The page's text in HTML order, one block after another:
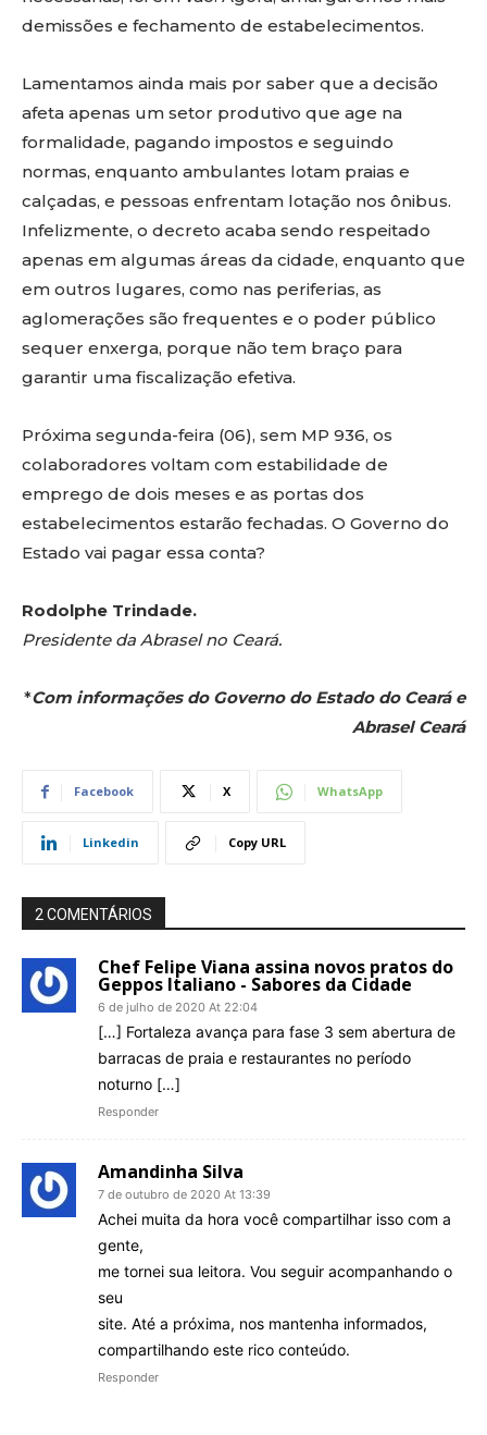
demissões e fechamento de estabelecimentos.
Lamentamos ainda mais por saber que a decisão
afeta apenas um setor produtivo que age na
formalidade, pagando impostos e seguindo
normas, enquanto ambulantes lotam praias e
calçadas, e pessoas enfrentam lotação nos ônibus.
Infelizmente, o decreto acaba sendo respeitado
apenas em algumas áreas da cidade, enquanto que
em outros lugares, como nas periferias, as
aglomerações são frequentes e o poder público
sequer enxerga, porque não tem braço para
garantir uma fiscalização efetiva.
Próxima segunda-feira (06), sem MP 936, os
colaboradores voltam com estabilidade de
emprego de dois meses e as portas dos
estabelecimentos estarão fechadas. O Governo do
Estado vai pagar essa conta?
Rodolphe Trindade.
Presidente da Abrasel no Ceará.
*Com informações do Governo do Estado do Ceará e
Abrasel Ceará
Facebook X WhatsApp
Linkedin Copy URL
2 COMENTÁRIOS
Chef Felipe Viana assina novos pratos do
Geppos Italiano - Sabores da Cidade
6 de julho de 2020 At 22:04
[…] Fortaleza avança para fase 3 sem abertura de
barracas de praia e restaurantes no período
noturno […]
Responder
Amandinha Silva
7 de outubro de 2020 At 13:39
Achei muita da hora você compartilhar isso com a
gente,
me tornei sua leitora. Vou seguir acompanhando o
seu
site. Até a próxima, nos mantenha informados,
compartilhando este rico conteúdo.
Responder